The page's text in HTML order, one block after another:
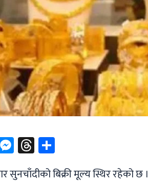
Messenger
Threads
बिक्री मूल्य स्थिर रहेको छ ।